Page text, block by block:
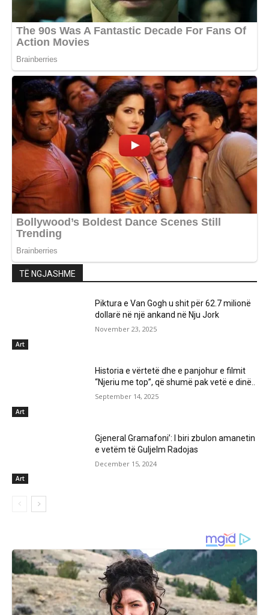
TË NGJASHME
Art
Piktura e Van Gogh u shit për 62.7 milionë
dollarë në një ankand në Nju Jork
November 23, 2025
Art
Historia e vërtetë dhe e panjohur e filmit
“Njeriu me top”, që shumë pak vetë e dinë..
September 14, 2025
Art
Gjeneral Gramafoni’: I biri zbulon amanetin
e vetëm të Guljelm Radojas
December 15, 2024